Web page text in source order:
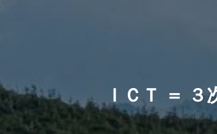
ＩＣＴ ＝